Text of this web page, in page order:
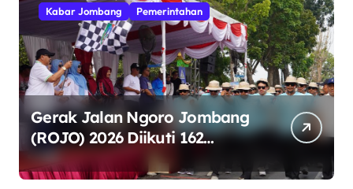
Kabar Jombang Pemerintahan
Gerak Jalan Ngoro Jombang
(ROJO) 2026 Diikuti 162
Peserta, Bupati Jombang
Tekankan Disiplin dan